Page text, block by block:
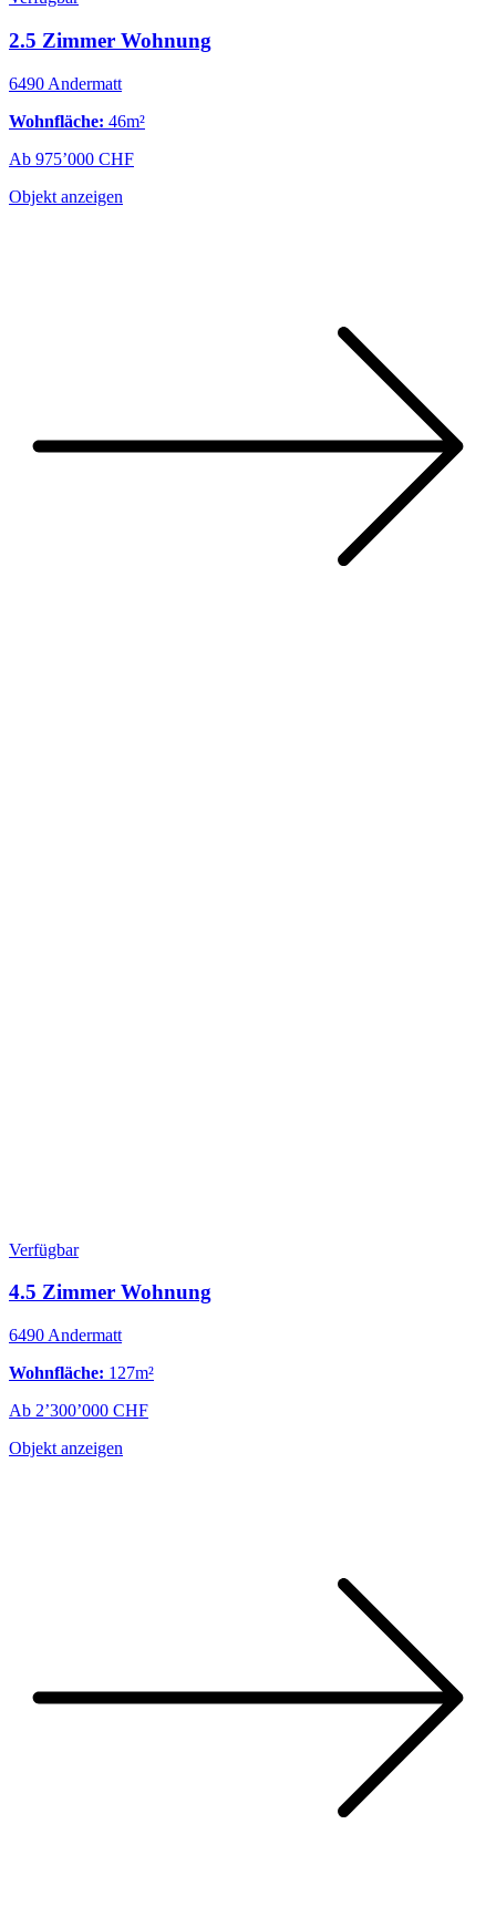
2.5 Zimmer Wohnung
6490 Andermatt
Wohnfläche: 46m²
Ab 975’000 CHF
Objekt anzeigen
Verfügbar
4.5 Zimmer Wohnung
6490 Andermatt
Wohnfläche: 127m²
Ab 2’300’000 CHF
Objekt anzeigen